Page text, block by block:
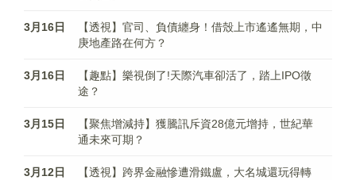
3月16日
【透視】官司、負債纏身！借殼上市遙遙無期，中
庚地產路在何方？
3月16日
【趣點】樂視倒了!天際汽車卻活了，踏上IPO徵
途？
3月15日
【聚焦增減持】獲騰訊斥資28億元增持，世紀華
通未來可期？
3月12日
【透視】跨界金融慘遭滑鐵盧，大名城還玩得轉